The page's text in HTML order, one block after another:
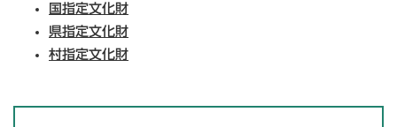
国指定文化財
県指定文化財
村指定文化財